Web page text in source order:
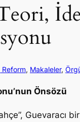
Reform, Makaleler,
Önsözü
Guevaracı